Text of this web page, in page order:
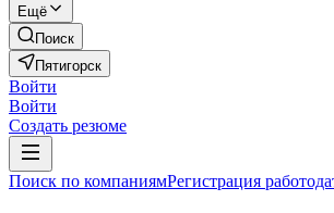
Ещё
Поиск
Пятигорск
Войти
Войти
Создать резюме
Поиск по компаниямРегистрация